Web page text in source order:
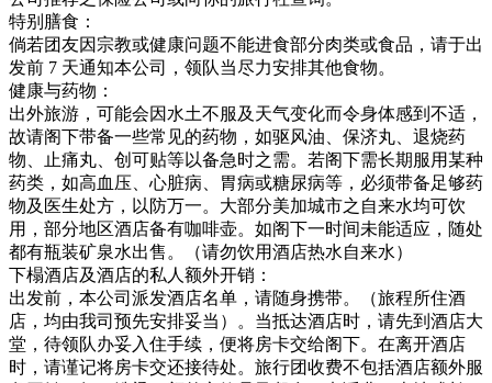
特别膳食：
倘若团友因宗教或健康问题不能进食部分肉类或食品，请于出
发前 7 天通知本公司，领队当尽力安排其他食物。
健康与药物：
出外旅游，可能会因水土不服及天气变化而令身体感到不适，
故请阁下带备一些常见的药物，如驱风油、保济丸、退烧药
物、止痛丸、创可贴等以备急时之需。若阁下需长期服用某种
药类，如高血压、心脏病、胃病或糖尿病等，必须带备足够药
物及医生处方，以防万一。大部分美加城市之自来水均可饮
用，部分地区酒店备有咖啡壶。如阁下一时间未能适应，随处
都有瓶装矿泉水出售。（请勿饮用酒店热水自来水）
下榻酒店及酒店的私人额外开销：
出发前，本公司派发酒店名单，请随身携带。（旅程所住酒
店，均由我司预先安排妥当）。当抵达酒店时，请先到酒店大
堂，待领队办妥入住手续，便将房卡交给阁下。在离开酒店
时，请谨记将房卡交还接待处。旅行团收费不包括酒店额外服